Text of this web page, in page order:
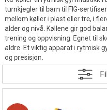
turnkjegler til barn til FIG-
mellom køller i plast eller tre, i
alder og nivå. Køllene gir god
trening og oppvisning. Egnet til
aldre. Et viktig apparat i rytmisk
og presisjon.